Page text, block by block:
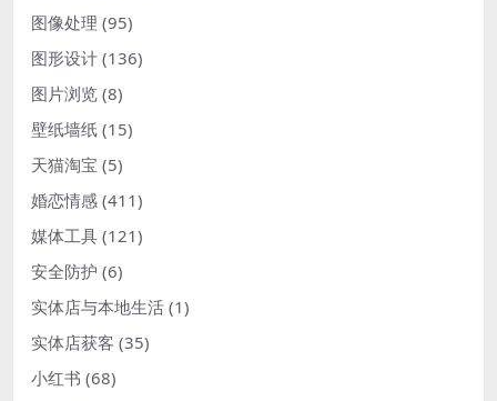
图像处理 (95)
图形设计 (136)
图片浏览 (8)
壁纸墙纸 (15)
天猫淘宝 (5)
婚恋情感 (411)
媒体工具 (121)
安全防护 (6)
实体店与本地生活 (1)
实体店获客 (35)
小红书 (68)